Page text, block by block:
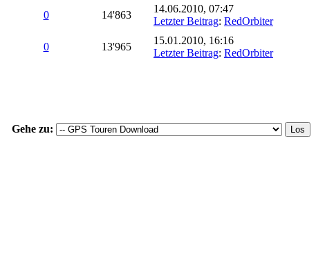
0 14'863
14.06.2010, 07:47
Letzter Beitrag: RedOrbiter
0 13'965
15.01.2010, 16:16
Letzter Beitrag: RedOrbiter
Gehe zu: